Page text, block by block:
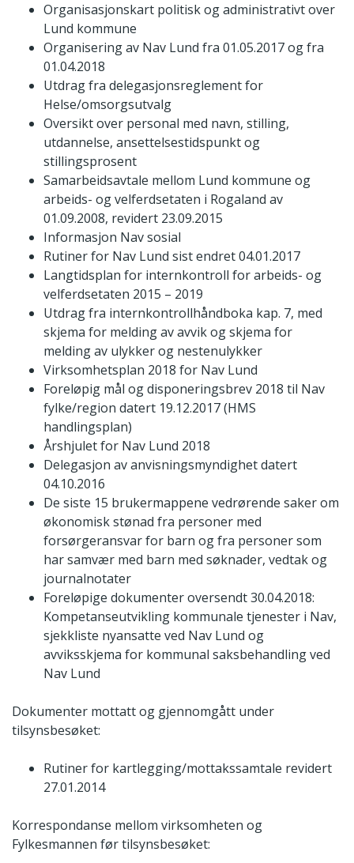
Organisasjonskart politisk og administrativt over
Lund kommune
Organisering av Nav Lund fra 01.05.2017 og fra
01.04.2018
Utdrag fra delegasjonsreglement for
Helse/omsorgsutvalg
Oversikt over personal med navn, stilling,
utdannelse, ansettelsestidspunkt og
stillingsprosent
Samarbeidsavtale mellom Lund kommune og
arbeids- og velferdsetaten i Rogaland av
01.09.2008, revidert 23.09.2015
Informasjon Nav sosial
Rutiner for Nav Lund sist endret 04.01.2017
Langtidsplan for internkontroll for arbeids- og
velferdsetaten 2015 – 2019
Utdrag fra internkontrollhåndboka kap. 7, med
skjema for melding av avvik og skjema for
melding av ulykker og nestenulykker
Virksomhetsplan 2018 for Nav Lund
Foreløpig mål og disponeringsbrev 2018 til Nav
fylke/region datert 19.12.2017 (HMS
handlingsplan)
Årshjulet for Nav Lund 2018
Delegasjon av anvisningsmyndighet datert
04.10.2016
De siste 15 brukermappene vedrørende saker om
økonomisk stønad fra personer med
forsørgeransvar for barn og fra personer som
har samvær med barn med søknader, vedtak og
journalnotater
Foreløpige dokumenter oversendt 30.04.2018:
Kompetanseutvikling kommunale tjenester i Nav,
sjekkliste nyansatte ved Nav Lund og
avviksskjema for kommunal saksbehandling ved
Nav Lund
Dokumenter mottatt og gjennomgått under
tilsynsbesøket:
Rutiner for kartlegging/mottakssamtale revidert
27.01.2014
Korrespondanse mellom virksomheten og
Fylkesmannen før tilsynsbesøket: